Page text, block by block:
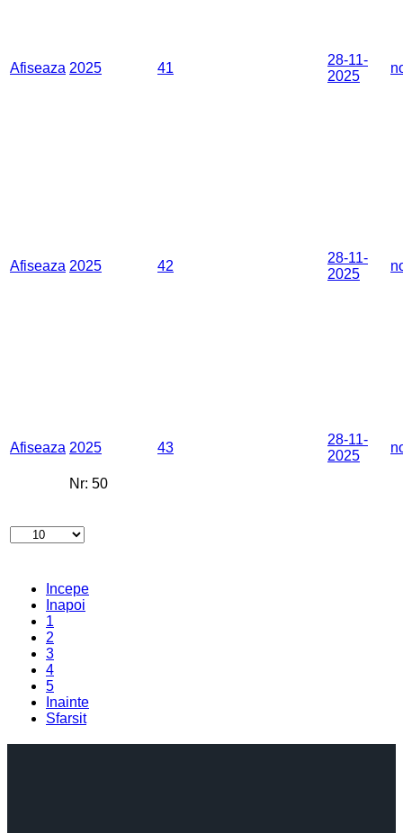
Incepe
Inapoi
1
2
3
4
5
Inainte
Sfarsit
Afiseaza 2025 41
28-11-
2025
Afiseaza 2025 42
28-11-
2025
Afiseaza 2025 43
28-11-
2025
Nr: 50